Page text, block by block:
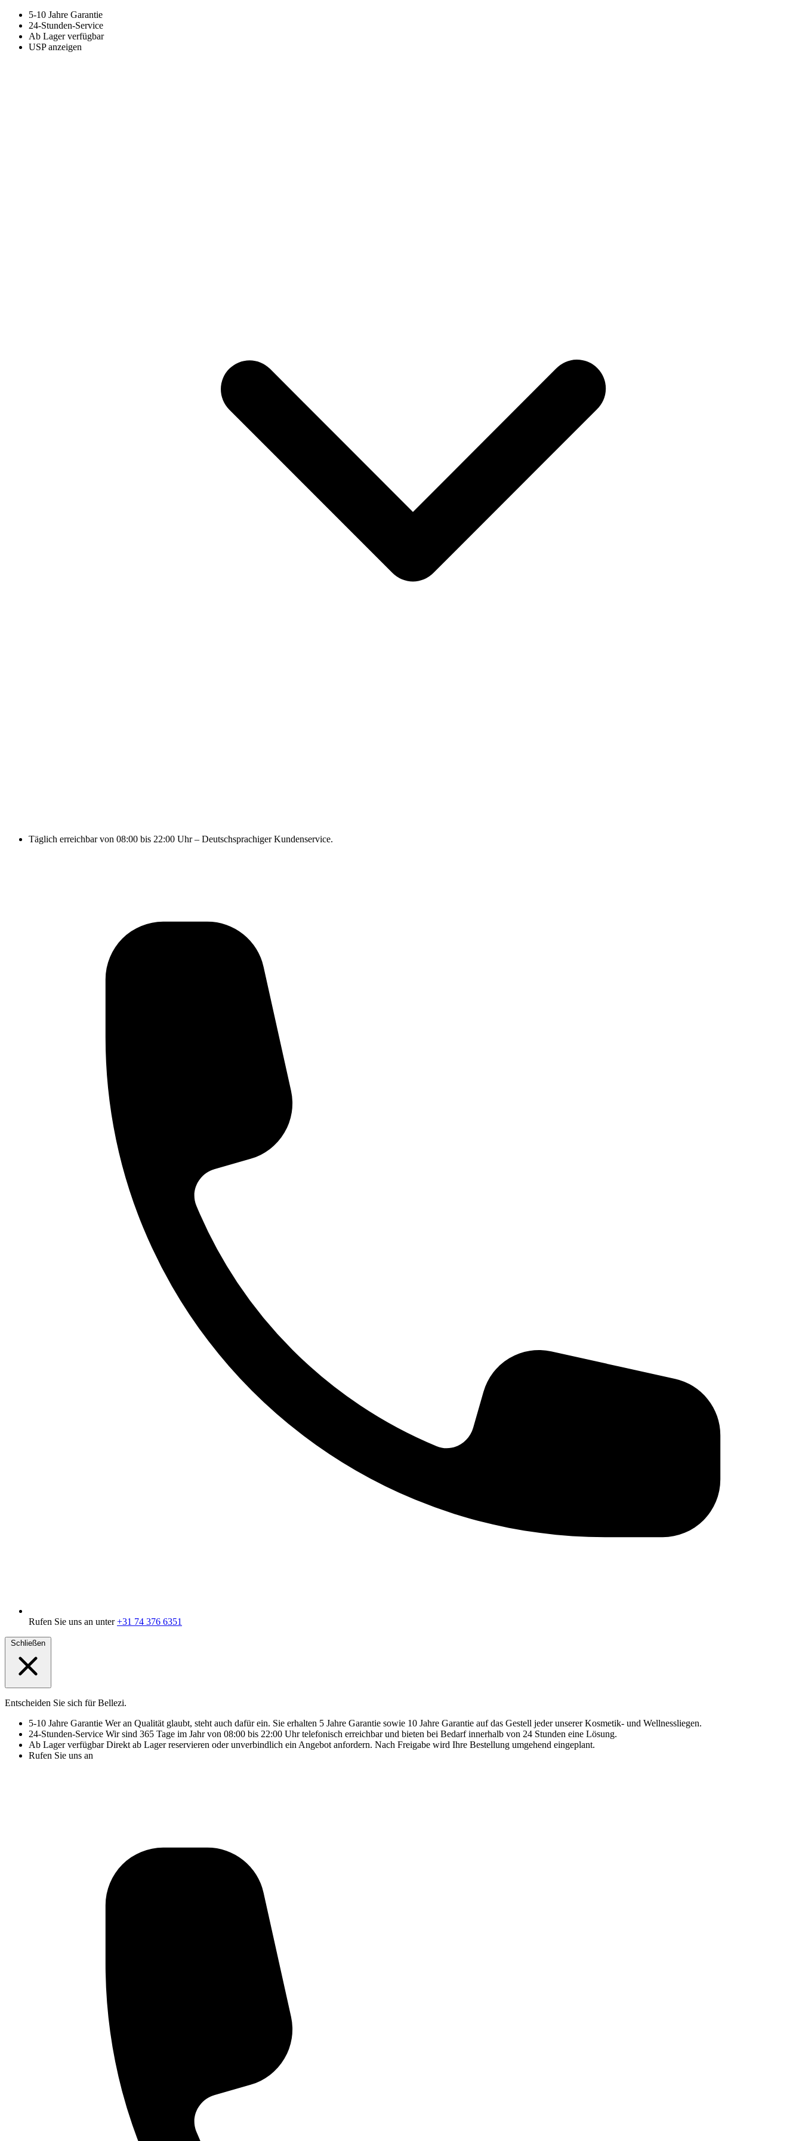
5-10 Jahre Garantie
24-Stunden-Service
Ab Lager verfügbar
USP anzeigen
Täglich erreichbar von 08:00 bis 22:00 Uhr – Deutschsprachiger Kundenservice.
Rufen Sie uns an unter +31 74 376 6351
Schließen
Entscheiden Sie sich für Bellezi.
5-10 Jahre Garantie Wer an Qualität glaubt, steht auch dafür ein. Sie erhalten 5 Jahre Garantie sowie 10 Jahre Garantie auf das Gestell jeder unserer Kosmetik- und Wellnessliegen.
24-Stunden-Service Wir sind 365 Tage im Jahr von 08:00 bis 22:00 Uhr telefonisch erreichbar und bieten bei Bedarf innerhalb von 24 Stunden eine Lösung.
Ab Lager verfügbarDirekt ab Lager reservieren oder unverbindlich ein Angebot anfordern. Nach Freigabe wird Ihre Bestellung umgehend eingeplant.
Rufen Sie uns an